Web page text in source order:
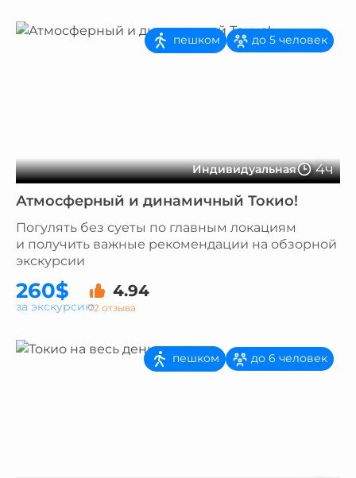
Индивидуальная 4ч
пешком до 5 человек
Атмосферный и динамичный Токио!
Погулять без суеты по главным локациям
и получить важные рекомендации на обзорной
экскурсии
260$ 4.94
72 отзыва
за экскурсию
пешком до 6 человек